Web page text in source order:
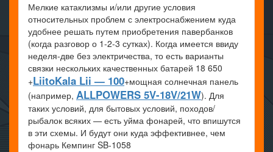
Мелкие катаклизмы и/или другие условия
относительных проблем с электроснабжением куда
удобнее решать путем приобретения павербанков
(когда разговор о 1-2-3 сутках). Когда имеется ввиду
неделя-две без электричества, то есть варианты
связки нескольких качественных батарей 18 650
+LiitoKala Lii — 100+мощная солнечная панель
(например, ALLPOWERS 5V-18V/21W). Для
таких условий, для бытовых условий, походов/
рыбалок всяких — есть уйма фонарей, что впишутся
в эти схемы. И будут они куда эффективнее, чем
фонарь Кемпинг SB-1058